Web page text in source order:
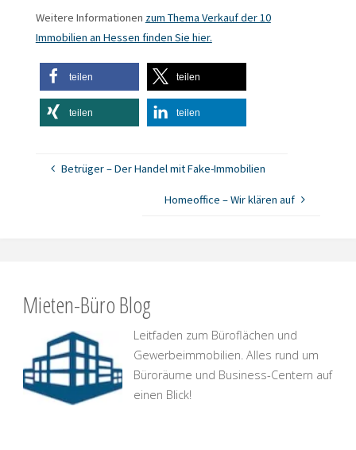
Weitere Informationen zum Thema Verkauf der 10
Immobilien an Hessen finden Sie hier.
teilen teilen
teilen teilen
Betrüger – Der Handel mit Fake-Immobilien
Homeoffice – Wir klären auf
Mieten-Büro Blog
Leitfaden zum Büroflächen und
Gewerbeimmobilien. Alles rund um
Büroräume und Business-Centern auf
einen Blick!